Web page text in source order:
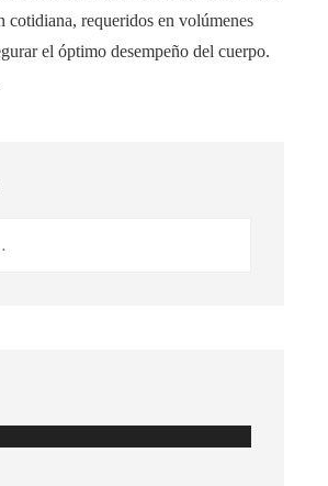
cotidiana, requeridos en volúmenes
el óptimo desempeño del cuerpo.